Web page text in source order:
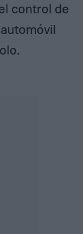
control de